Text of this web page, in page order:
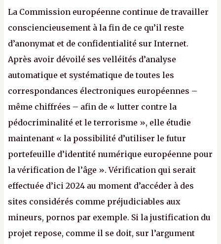
La Commission européenne continue de travailler
consciencieusement à la fin de ce qu’il reste
d’anonymat et de confidentialité sur Internet.
Après avoir dévoilé ses velléités d’analyse
automatique et systématique de toutes les
correspondances électroniques européennes –
même chiffrées – afin de « lutter contre la
pédocriminalité et le terrorisme », elle étudie
maintenant « la possibilité d’utiliser le futur
portefeuille d’identité numérique européenne pour
la vérification de l’âge ». Vérification qui serait
effectuée d’ici 2024 au moment d’accéder à des
sites considérés comme préjudiciables aux
mineurs, pornos par exemple. Si la justification du
projet repose, comme il se doit, sur l’argument